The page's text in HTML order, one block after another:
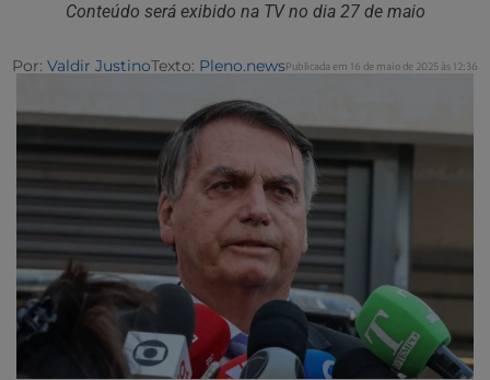
Conteúdo será exibido na TV no dia 27 de maio
Por: Valdir JustinoTexto: Pleno.newsPublicada em 16 de maio de 2025 às 12:36